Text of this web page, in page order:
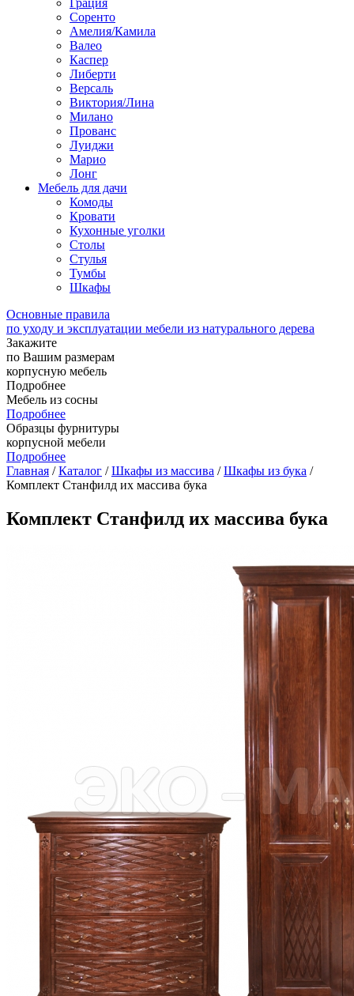
Грация
Соренто
Амелия/Камила
Валео
Каспер
Либерти
Версаль
Виктория/Лина
Милано
Прованс
Луиджи
Марио
Лонг
Мебель для дачи
Комоды
Кровати
Кухонные уголки
Столы
Стулья
Тумбы
Шкафы
Основные правила
по уходу и эксплуатации мебели из натурального дерева
Закажите
по Вашим размерам
корпусную мебель
Подробнее
Мебель из сосны
Подробнее
Образцы фурнитуры
корпусной мебели
Подробнее
Главная /Каталог /Шкафы из массива /Шкафы из бука /
Комплект Станфилд их массива бука
Комплект Станфилд их массива бука